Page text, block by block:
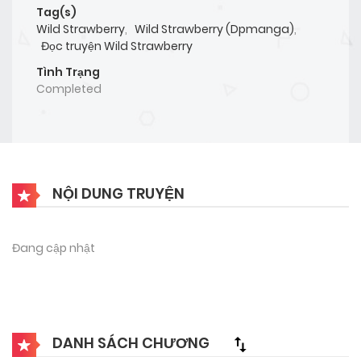
Tag(s)
Wild Strawberry, Wild Strawberry (Dpmanga),
Đọc truyện Wild Strawberry
Tình Trạng
Completed
NỘI DUNG TRUYỆN
Đang cập nhật
DANH SÁCH CHƯƠNG